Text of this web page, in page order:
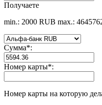
Получаете
min.: 2000 RUB max.:
Сумма*:
Номер карты*:
Номер карты на которую